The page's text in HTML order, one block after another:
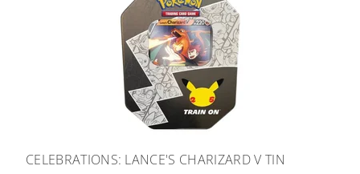
CELEBRATIONS: LANCE'S CHARIZARD V TIN